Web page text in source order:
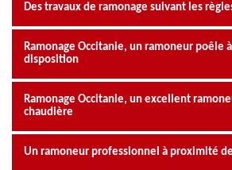
Des travaux de ramonage suivant les
Ramonage Occitanie, un ramoneur poêle
disposition
Ramonage Occitanie, un excellent
chaudière
Un ramoneur professionnel à proximité